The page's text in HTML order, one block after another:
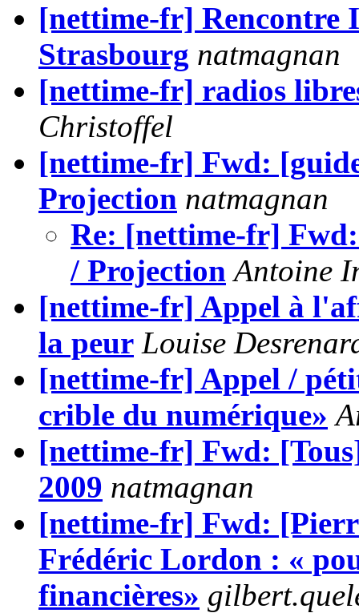
[nettime-fr] Rencontre
Strasbourg natmagnan
[nettime-fr] radios
Christoffel
[nettime-fr] Fwd:
Projection natmagnan
Re: [nettime-fr]
/ Projection Antoine
[nettime-fr] Appel à
la peur Louise
[nettime-fr] Appel /
crible du numérique»
[nettime-fr] Fwd:
2009 natmagnan
[nettime-fr] Fwd:
Frédéric Lordon : «
financières»